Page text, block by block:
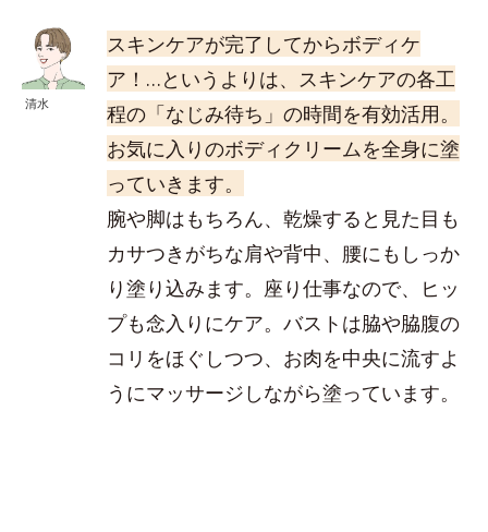
清水
スキンケアが完了してからボディケ
ア！…というよりは、スキンケアの各工
程の「なじみ待ち」の時間を有効活用。
お気に入りのボディクリームを全身に塗
っていきます。
腕や脚はもちろん、乾燥すると見た目も
カサつきがちな肩や背中、腰にもしっか
り塗り込みます。座り仕事なので、ヒッ
プも念入りにケア。バストは脇や脇腹の
コリをほぐしつつ、お肉を中央に流すよ
うにマッサージしながら塗っています。